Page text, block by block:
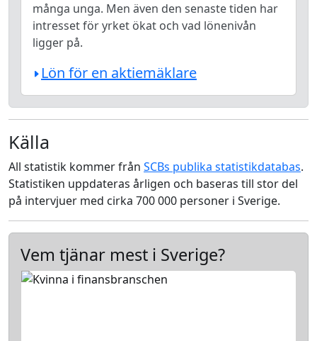
många unga. Men även den senaste tiden har
intresset för yrket ökat och vad lönenivån
ligger på.
Lön för en aktiemäklare
Källa
All statistik kommer från SCBs publika statistikdatabas.
Statistiken uppdateras årligen och baseras till stor del
på intervjuer med cirka 700 000 personer i Sverige.
Vem tjänar mest i Sverige?